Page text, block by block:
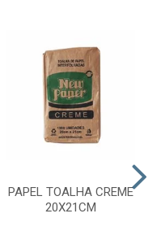
PAPEL TOALHA CREME
20X21CM